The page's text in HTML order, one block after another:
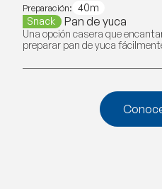
Preparación: 40m
Snack
Pan de yuca
Una opción casera que
preparar pan de yuca